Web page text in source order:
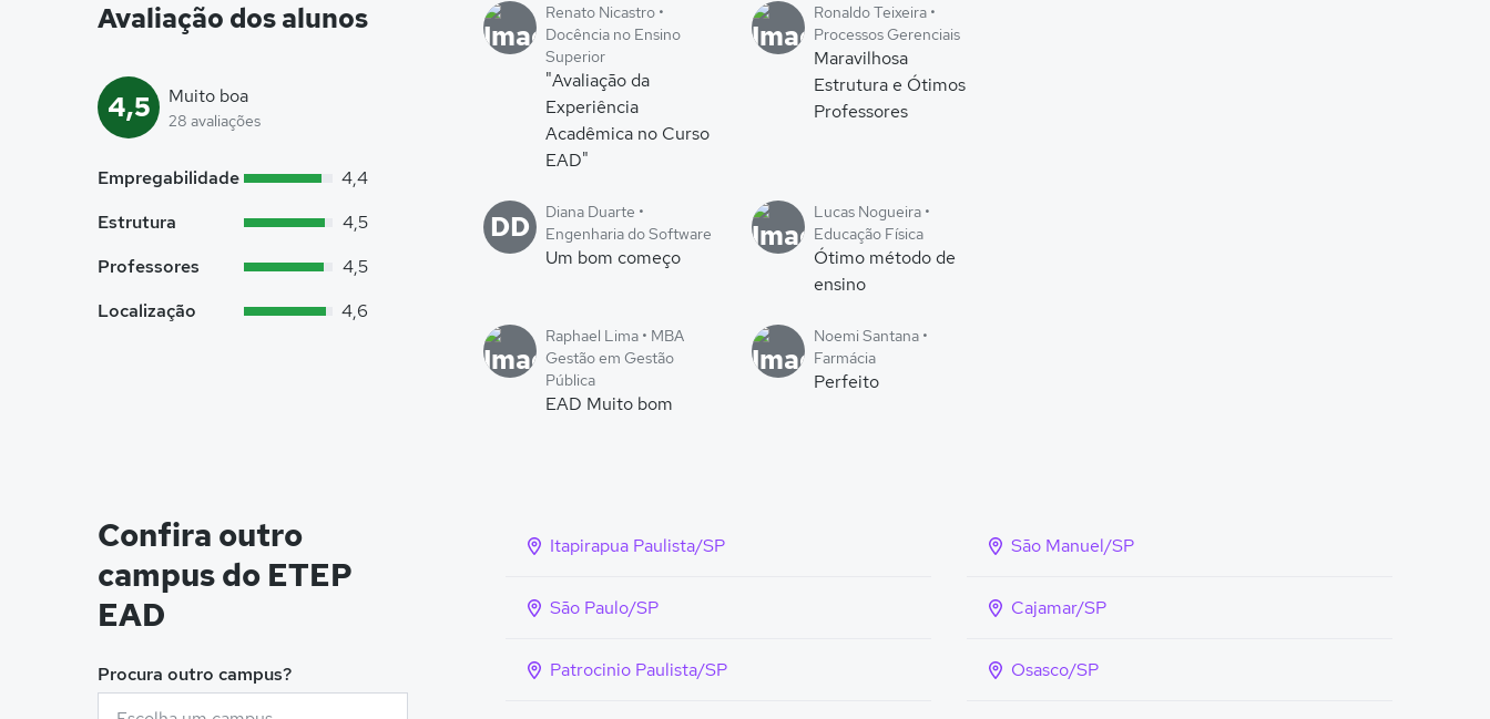
Avaliação dos alunos
4,5 Muito boa
28 avaliações
Empregabilidade
4,4
Estrutura
4,5
Professores
4,5
Localização
4,6
Renato Nicastro •
Docência no Ensino
Superior
"Avaliação da
Experiência
Acadêmica no Curso
EAD"
Ronaldo Teixeira •
Processos Gerenciais
Maravilhosa
Estrutura e Ótimos
Professores
DD
Diana Duarte •
Engenharia do Software
Um bom começo
Lucas Nogueira •
Educação Física
Ótimo método de
ensino
Raphael Lima • MBA
Gestão em Gestão
Pública
EAD Muito bom
Noemi Santana •
Farmácia
Perfeito
Confira outro
campus do ETEP
EAD
Procura outro campus?
Itapirapua Paulista/SP
São Paulo/SP
Patrocinio Paulista/SP
São Manuel/SP
Cajamar/SP
Osasco/SP